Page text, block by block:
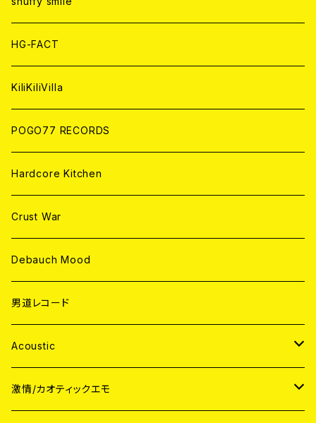
ANALOG
ANALOG
CD
ANALOG
HG-FACT
KiliKiliVilla
POGO77 RECORDS
Hardcore Kitchen
Crust War
Debauch Mood
男道レコード
Acoustic
JAPAN
激情/カオティックエモ